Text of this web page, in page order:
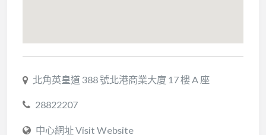
北角英皇道 388 號北港商業大廈 17 樓 A 座
28822207
中心網址 Visit Website